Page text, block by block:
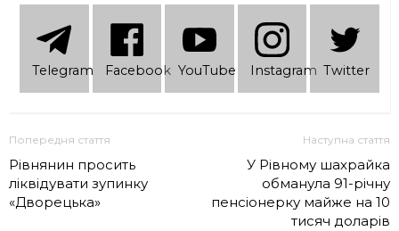
Telеgram Facebook YouTube Instagram Twitter
Попередня стаття
Рівнянин просить
ліквідувати зупинку
«Дворецька»
Наступна стаття
У Рівному шахрайка
обманула 91-річну
пенсіонерку майже на 10
тисяч доларів